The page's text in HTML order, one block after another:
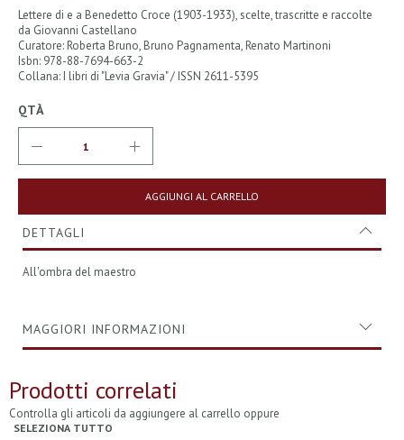
Lettere di e a Benedetto Croce (1903-1933), scelte, trascritte e raccolte
da Giovanni Castellano
Curatore: Roberta Bruno, Bruno Pagnamenta, Renato Martinoni
Isbn: 978-88-7694-663-2
Collana: I libri di "Levia Gravia" / ISSN 2611-5395
QTÀ
AGGIUNGI AL CARRELLO
DETTAGLI
All'ombra del maestro
MAGGIORI INFORMAZIONI
Prodotti correlati
Controlla gli articoli da aggiungere al carrello oppure
SELEZIONA TUTTO